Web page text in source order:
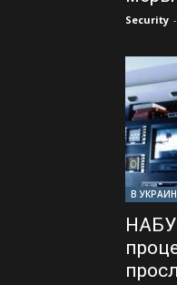
Security -
В